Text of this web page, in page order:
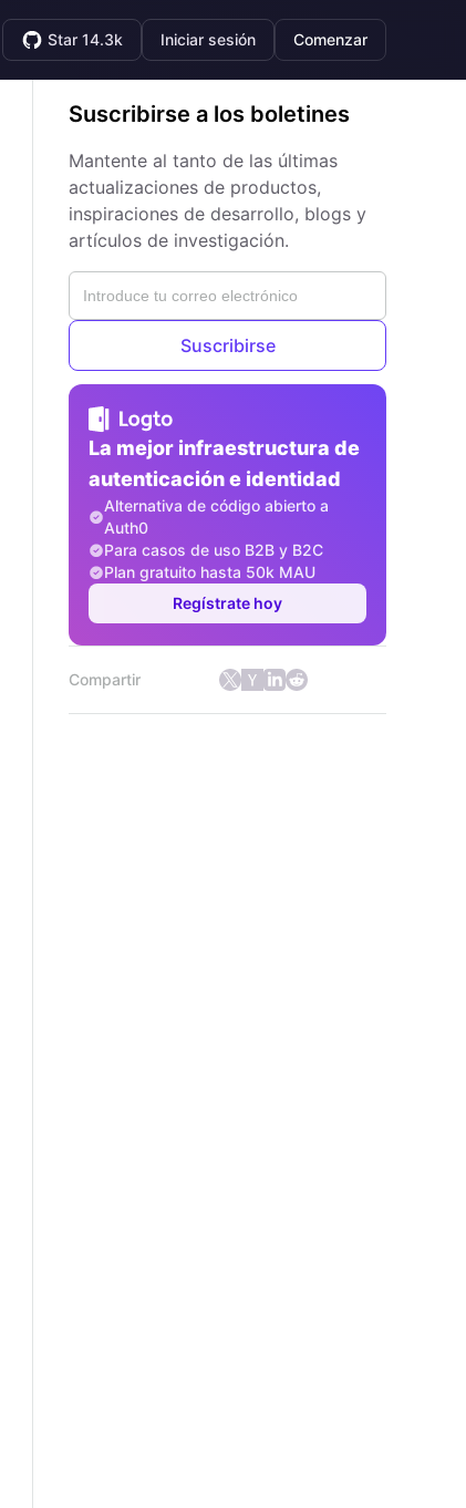
Star 14.3k Iniciar sesión Comenzar
Suscribirse a los boletines
Mantente al tanto de las últimas
actualizaciones de productos,
inspiraciones de desarrollo, blogs y
artículos de investigación.
Suscribirse
La mejor infraestructura de
autenticación e identidad
Alternativa de código abierto a
Auth0
Para casos de uso B2B y B2C
Plan gratuito hasta 50k MAU
Regístrate hoy
Compartir